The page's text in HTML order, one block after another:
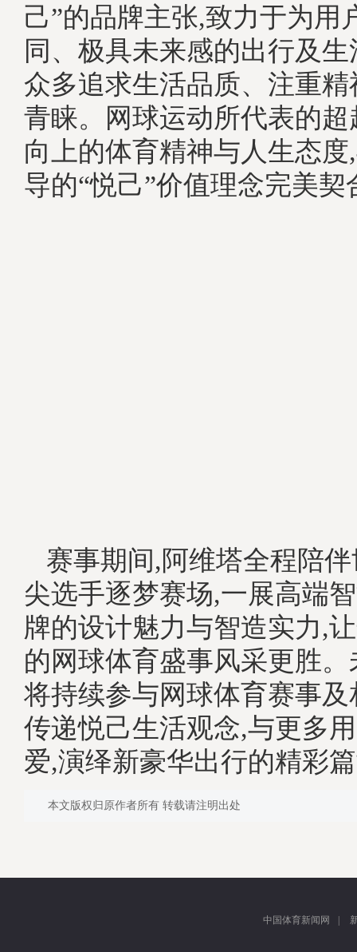
己”的品牌主张,致力于为用
同、极具未来感的出行及
众多追求生活品质、注重
青睐。网球运动所代表的
向上的体育精神与人生态
导的“悦己”价值理念完美契
赛事期间,阿维塔全程陪
尖选手逐梦赛场,一展高端
牌的设计魅力与智造实力,
的网球体育盛事风采更胜
将持续参与网球体育赛事
传递悦己生活观念,与更多
爱,演绎新豪华出行的精彩
本文版权归原作者所有 转载请注明出处
中国体育新闻网 |